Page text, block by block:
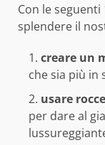
Con le
splendere il
creare un
che sia più in
usare
per dare al